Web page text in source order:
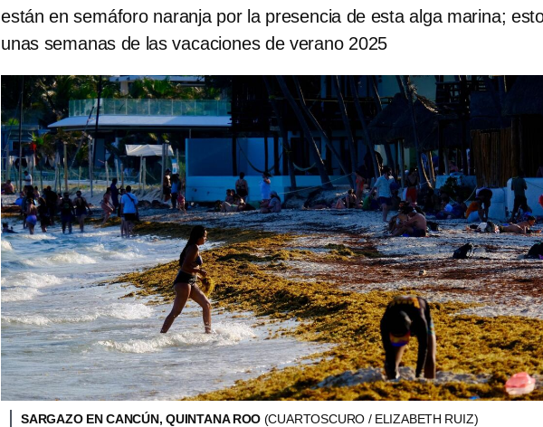
están en semáforo naranja por la presencia de esta alga marina;
unas semanas de las vacaciones de verano 2025
SARGAZO EN CANCÚN, QUINTANA ROO (CUARTOSCURO / ELIZABETH RUIZ)